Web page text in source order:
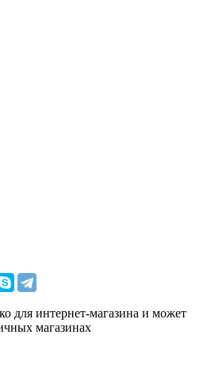
для интернет-магазина и может
магазинах